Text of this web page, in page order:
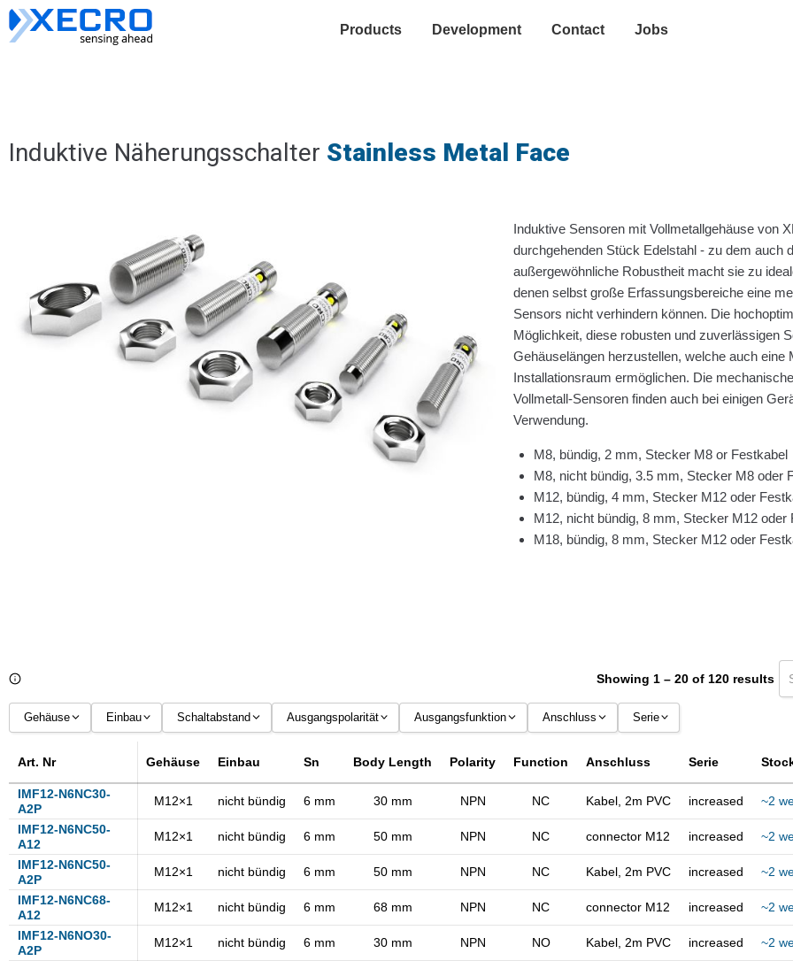
Products Development Contact Jobs
Induktive Näherungsschalter Stainless Metal Face
Induktive Sensoren mit Vollmetallgehäuse von
durchgehenden Stück Edelstahl - zu dem auch
außergewöhnliche Robustheit macht sie zu
denen selbst große Erfassungsbereiche eine
Sensors nicht verhindern können. Die
Möglichkeit, diese robusten und zuverlässigen
Gehäuselängen herzustellen, welche auch eine
Installationsraum ermöglichen. Die
Vollmetall-Sensoren finden auch bei einigen
Verwendung.
M8, bündig, 2 mm, Stecker M8 or Festkabel
M8, nicht bündig, 3.5 mm, Stecker M8 oder
M12, bündig, 4 mm, Stecker M12 oder
M12, nicht bündig, 8 mm, Stecker M12 oder
M18, bündig, 8 mm, Stecker M12 oder
Showing 1 – 20 of 120 results
Gehäuse
M12×1
M18×1
M30×1.5
M8×1
Einbau
nicht bündig
Schaltabstand
15 mm
2 mm
3.5 mm
6 mm
8 mm
Ausgangspolarität
NPN
PNP
Ausgangsfunktion
NC
NO
Anschluss
Kabel, 2m PVC
connector M12
connector M8
Serie
Art. Nr Gehäuse
Art. Nr Gehäuse Einbau Sn Body Length Polarity Function Anschluss Serie
IMF12-N6NC30-
A2P
M12×1 nicht bündig 6 mm 30 mm NPN NC Kabel, 2m PVC increased ~2
IMF12-N6NC50-
A12
M12×1 nicht bündig 6 mm 50 mm NPN NC connector M12 increased ~2
IMF12-N6NC50-
A2P
M12×1 nicht bündig 6 mm 50 mm NPN NC Kabel, 2m PVC increased ~2
IMF12-N6NC68-
A12
M12×1 nicht bündig 6 mm 68 mm NPN NC connector M12 increased ~2
IMF12-N6NO30-
A2P
M12×1 nicht bündig 6 mm 30 mm NPN NO Kabel, 2m PVC increased ~2